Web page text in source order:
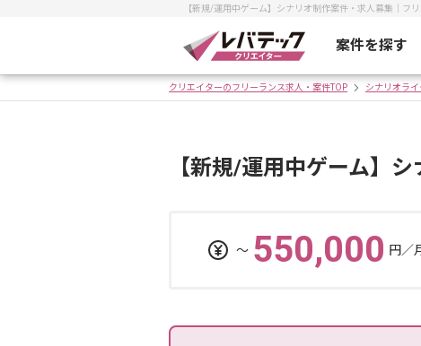
【新規/運用中ゲーム】シナリオ制作案件・求人募集｜フ
案件を探す
クリエイターのフリーランス求人・案件TOP シナリオラ
【新規/運用中ゲーム】
〜 550,000 円／